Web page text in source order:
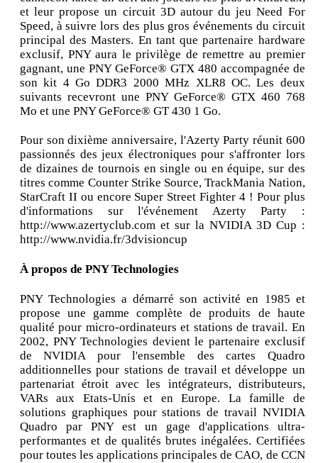
et leur propose un circuit 3D autour du jeu Need For
Speed, à suivre lors des plus gros événements du circuit
principal des Masters. En tant que partenaire hardware
exclusif, PNY aura le privilège de remettre au premier
gagnant, une PNY GeForce® GTX 480 accompagnée de
son kit 4 Go DDR3 2000 MHz XLR8 OC. Les deux
suivants recevront une PNY GeForce® GTX 460 768
Mo et une PNY GeForce® GT 430 1 Go.
Pour son dixième anniversaire, l'Azerty Party réunit 600
passionnés des jeux électroniques pour s'affronter lors
de dizaines de tournois en single ou en équipe, sur des
titres comme Counter Strike Source, TrackMania Nation,
StarCraft II ou encore Super Street Fighter 4 ! Pour plus
d'informations sur l'événement Azerty Party :
http://www.azertyclub.com et sur la NVIDIA 3D Cup :
http://www.nvidia.fr/3dvisioncup
À propos de PNY Technologies
PNY Technologies a démarré son activité en 1985 et
propose une gamme complète de produits de haute
qualité pour micro-ordinateurs et stations de travail. En
2002, PNY Technologies devient le partenaire exclusif
de NVIDIA pour l'ensemble des cartes Quadro
additionnelles pour stations de travail et développe un
partenariat étroit avec les intégrateurs, distributeurs,
VARs aux Etats-Unis et en Europe. La famille de
solutions graphiques pour stations de travail NVIDIA
Quadro par PNY est un gage d'applications ultra-
performantes et de qualités brutes inégalées. Certifiées
pour toutes les applications principales de CAO, de CCN